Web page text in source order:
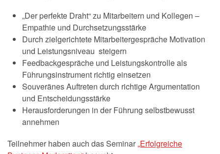
„Der perfekte Draht“ zu Mitarbeitern und Kollegen –
Empathie und Durchsetzungsstärke
Durch zielgerichtete Mitarbeitergespräche Motivation
und Leistungsniveau steigern
Feedbackgespräche und Leistungskontrolle als
Führungsinstrument richtig einsetzen
Souveränes Auftreten durch richtige Argumentation
und Entscheidungsstärke
Herausforderungen in der Führung selbstbewusst
annehmen
Teilnehmer haben auch das Seminar„Erfolgreiche